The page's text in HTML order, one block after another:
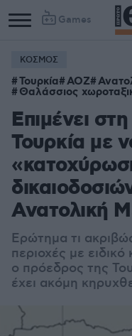
Games
ΚΟΣΜΟΣ
Τουρκία ΑΟΖ
Θαλάσσιος
Επιμένει
Τουρκία με
Ανατολική
Ερώτημα τι
περιοχές με
ο πρόεδρος της
έχει ακόμη